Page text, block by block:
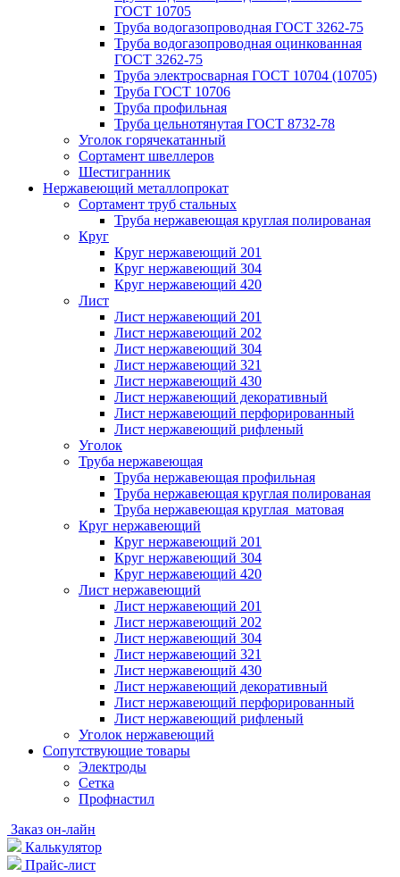
ГОСТ 10705
Труба водогазопроводная ГОСТ 3262-75
Труба водогазопроводная оцинкованная
ГОСТ 3262-75
Труба электросварная ГОСТ 10704 (10705)
Труба ГОСТ 10706
Труба профильная
Труба цельнотянутая ГОСТ 8732-78
Уголок горячекатанный
Сортамент швеллеров
Шестигранник
Нержавеющий металлопрокат
Сортамент труб стальных
Труба нержавеющая круглая полированая
Круг
Круг нержавеющий 201
Круг нержавеющий 304
Круг нержавеющий 420
Лист
Лист нержавеющий 201
Лист нержавеющий 202
Лист нержавеющий 304
Лист нержавеющий 321
Лист нержавеющий 430
Лист нержавеющий декоративный
Лист нержавеющий перфорированный
Лист нержавеющий рифленый
Уголок
Труба нержавеющая
Труба нержавеющая профильная
Труба нержавеющая круглая полированая
Труба нержавеющая круглая матовая
Круг нержавеющий
Круг нержавеющий 201
Круг нержавеющий 304
Круг нержавеющий 420
Лист нержавеющий
Лист нержавеющий 201
Лист нержавеющий 202
Лист нержавеющий 304
Лист нержавеющий 321
Лист нержавеющий 430
Лист нержавеющий декоративный
Лист нержавеющий перфорированный
Лист нержавеющий рифленый
Уголок нержавеющий
Cопутствующие товары
Электроды
Сетка
Профнастил
Заказ он-лайн
Калькулятор
Прайс-лист